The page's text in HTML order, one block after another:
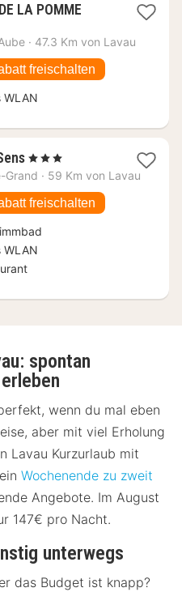
LA POMME
· 47.3 Km von Lavau
freischalten
WLAN
1
Nacht
76,49
€
, 3 Sterne
Grand · 59 Km von Lavau
freischalten
WLAN
spontan
wenn du mal eben
aber mit viel Erholung
Lavau Kurzurlaub mit
Wochenende zu zweit
Angebote. Im August
147€ pro Nacht.
unterwegs
das Budget ist knapp?